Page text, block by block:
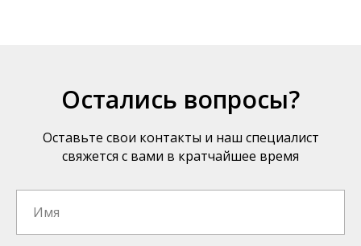
Остались вопросы?
Оставьте свои контакты и наш специалист
свяжется с вами в кратчайшее время